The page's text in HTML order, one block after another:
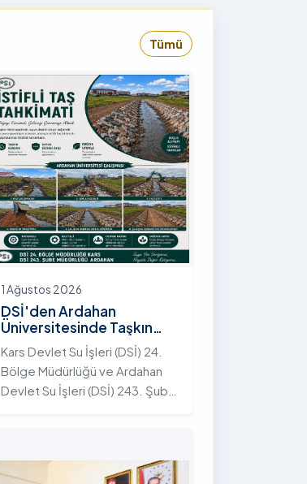
Tümü
1 Ağustos 2026
DSİ'den Ardahan
Üniversitesinde Taşkın
Koruma Projesi: İstifli Taş
Tahkimatı Çalışmaları
Tamamlandı
Kars Devlet Su İşleri (DSİ) 24.
Bölge Müdürlüğü ve Ardahan
Devlet Su İşleri (DSİ) 243. Şube
Üniversitesi yerleşkesinde